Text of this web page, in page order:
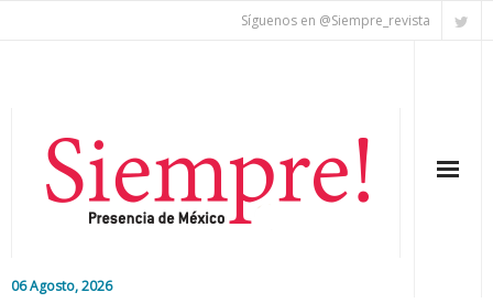
Síguenos en @Siempre_revista
06 Agosto, 2026